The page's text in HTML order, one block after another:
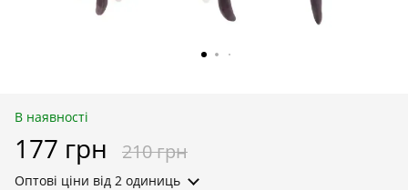
В наявності
177 грн 210 грн
Оптові ціни від 2 одиниць